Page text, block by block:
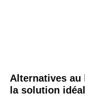
Alternatives au
la solution